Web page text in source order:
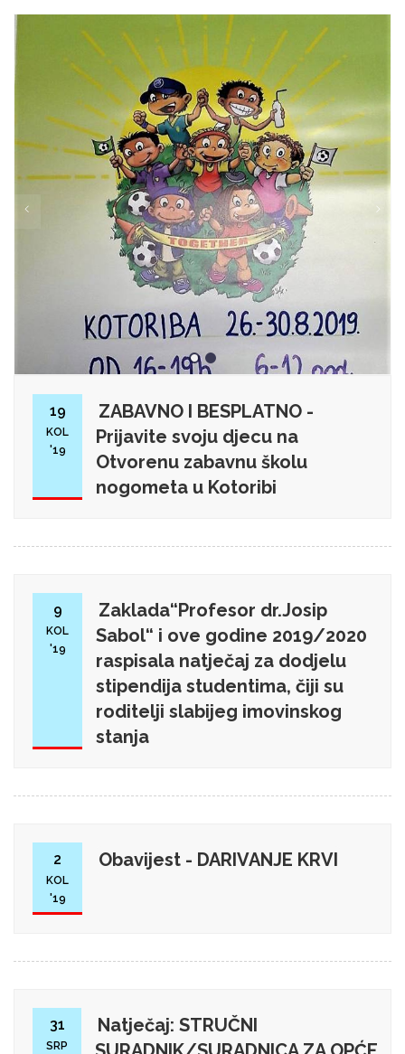
19
KOL
'19
ZABAVNO I BESPLATNO -
Prijavite svoju djecu na
Otvorenu zabavnu školu
nogometa u Kotoribi
9
KOL
'19
Zaklada“Profesor dr.Josip
Sabol“ i ove godine 2019/2020
raspisala natječaj za dodjelu
stipendija studentima, čiji su
roditelji slabijeg imovinskog
stanja
2
KOL
'19
Obavijest - DARIVANJE KRVI
31
SRP
Natječaj: STRUČNI